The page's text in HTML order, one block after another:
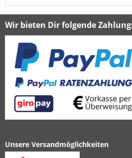
Wir bieten Dir folgende
Unsere Versandmöglichkeiten